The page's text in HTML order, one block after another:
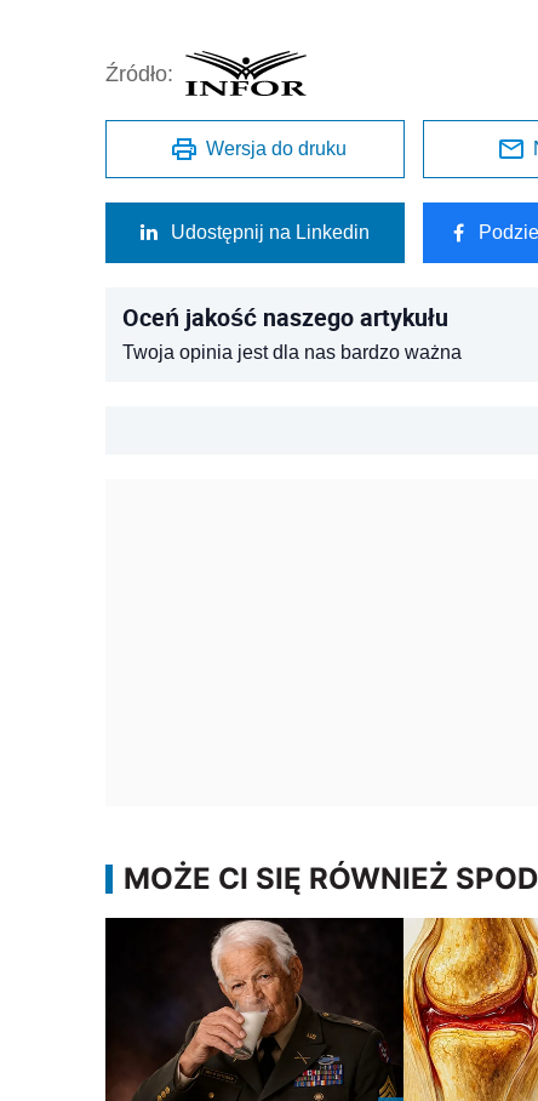
Źródło:
Wersja do druku
Udostępnij na Linkedin
Oceń jakość naszego artykułu
Twoja opinia jest dla nas bardzo ważna